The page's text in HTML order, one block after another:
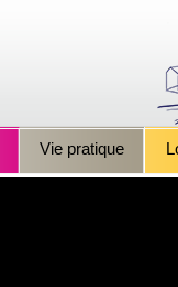
Vie pratique